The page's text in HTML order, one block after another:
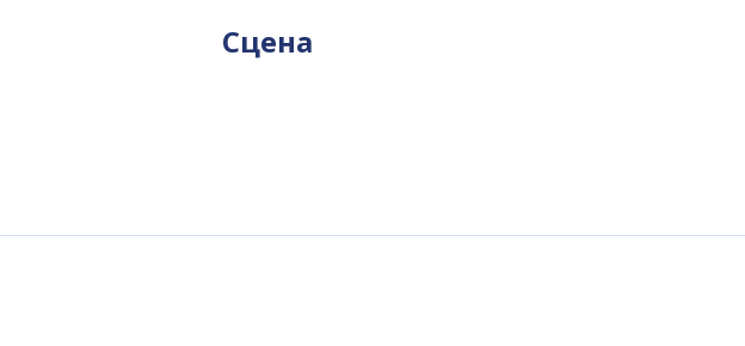
Сцена